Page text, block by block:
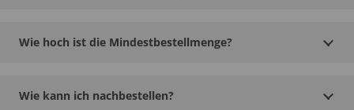
Wie hoch ist die Mindestbestellmenge?
Wie kann ich nachbestellen?